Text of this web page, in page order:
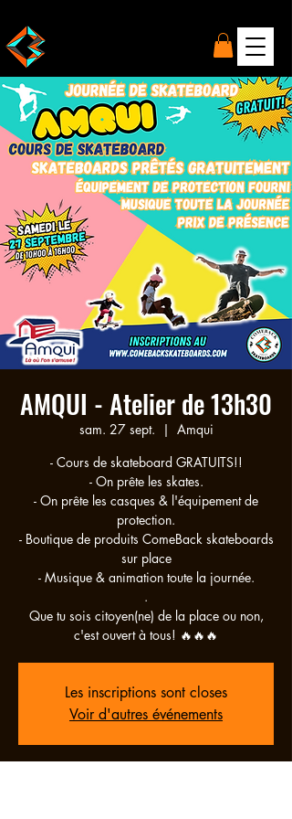
AMQUI - Atelier de 13h30
sam. 27 sept.
  |
Amqui
- Cours de skateboard GRATUITS!!
- On prête les skates.
- On prête les casques & l'équipement de
protection.
- Boutique de produits ComeBack skateboards
sur place
- Musique & animation toute la journée.
.
Que tu sois citoyen(ne) de la place ou non,
c'est ouvert à tous! 🔥🔥🔥
Les inscriptions sont closes
Voir d'autres événements